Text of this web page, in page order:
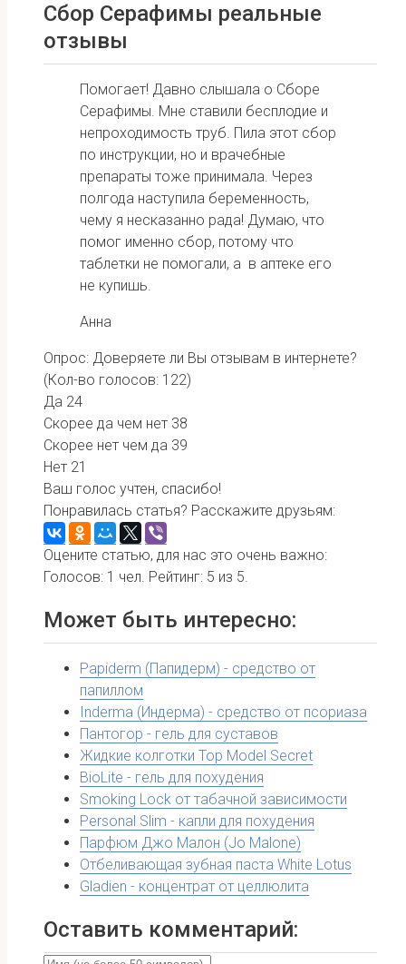
Сбор Серафимы реальные
отзывы
Помогает! Давно слышала о Сборе
Серафимы. Мне ставили бесплодие и
непроходимость труб. Пила этот сбор
по инструкции, но и врачебные
препараты тоже принимала. Через
полгода наступила беременность,
чему я несказанно рада! Думаю, что
помог именно сбор, потому что
таблетки не помогали, а в аптеке его
не купишь.
Анна
Опрос: Доверяете ли Вы отзывам в интернете?
(Кол-во голосов: 122)
Да 24
Скорее да чем нет 38
Скорее нет чем да 39
Нет 21
Ваш голос учтен, спасибо!
Понравилась статья? Расскажите друзьям:
Оцените статью, для нас это очень важно:
Голосов: 1 чел. Рейтинг: 5 из 5.
Может быть интересно:
Papiderm (Папидерм) - средство от
папиллом
Inderma (Индерма) - средство от псориаза
Пантогор - гель для суставов
Жидкие колготки Top Model Secret
BioLite - гель для похудения
Smoking Lock от табачной зависимости
Personal Slim - капли для похудения
Парфюм Джо Малон (Jo Malone)
Отбеливающая зубная паста White Lotus
Gladien - концентрат от целлюлита
Оставить комментарий: